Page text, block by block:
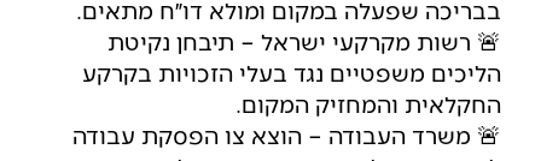
בבריכה שפעלה במקום ומולא דו״ח מתאים.
🚨 רשות מקרקעי ישראל – תיבחן נקיטת
הליכים משפטיים נגד בעלי הזכויות בקרקע
החקלאית והמחזיק המקום.
🚨 משרד העבודה – הוצא צו הפסקת עבודה